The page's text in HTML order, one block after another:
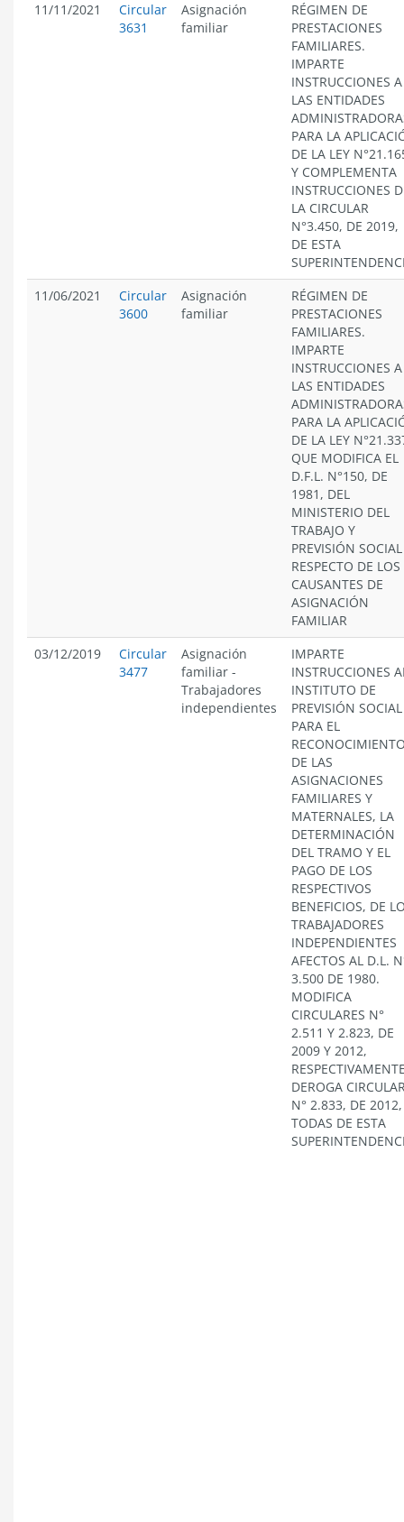
11/11/2021
Circular
3631
Asignación
familiar
RÉGIMEN DE
PRESTACIONES
FAMILIARES.
IMPARTE
INSTRUCCIONES A
LAS ENTIDADES
PARA LA
DE LA LEY
Y COMPLEMENTA
INSTRUCCIONES
LA CIRCULAR
N°3.450, DE 2019,
DE ESTA
11/06/2021
Circular
3600
Asignación
familiar
RÉGIMEN DE
PRESTACIONES
FAMILIARES.
IMPARTE
INSTRUCCIONES A
LAS ENTIDADES
PARA LA
DE LA LEY
QUE MODIFICA EL
D.F.L. N°150, DE
1981, DEL
MINISTERIO DEL
TRABAJO Y
PREVISIÓN SOCIAL
RESPECTO DE LOS
CAUSANTES DE
ASIGNACIÓN
FAMILIAR
03/12/2019
Circular
3477
Asignación
familiar -
Trabajadores
independientes
IMPARTE
INSTRUCCIONES
INSTITUTO DE
PREVISIÓN SOCIAL
PARA EL
DE LAS
ASIGNACIONES
FAMILIARES Y
MATERNALES, LA
DETERMINACIÓN
DEL TRAMO Y EL
PAGO DE LOS
RESPECTIVOS
BENEFICIOS, DE
TRABAJADORES
INDEPENDIENTES
AFECTOS AL D.L.
3.500 DE 1980.
MODIFICA
CIRCULARES N°
2.511 Y 2.823, DE
2009 Y 2012,
DEROGA
N° 2.833, DE 2012,
TODAS DE ESTA